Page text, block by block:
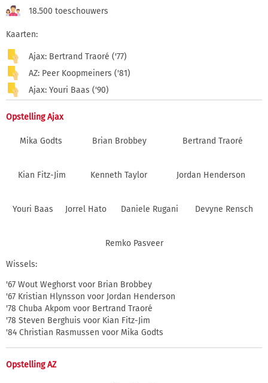
18.500 toeschouwers
Kaarten:
Ajax: Bertrand Traoré ('77)
AZ: Peer Koopmeiners ('81)
Ajax: Youri Baas ('90)
Opstelling Ajax
Mika Godts Brian Brobbey Bertrand Traoré
Kian Fitz-Jim Kenneth Taylor Jordan Henderson
Youri Baas Jorrel Hato Daniele Rugani Devyne Rensch
Remko Pasveer
Wissels:
'67 Wout Weghorst voor Brian Brobbey
'67 Kristian Hlynsson voor Jordan Henderson
'78 Chuba Akpom voor Bertrand Traoré
'78 Steven Berghuis voor Kian Fitz-Jim
'84 Christian Rasmussen voor Mika Godts
Opstelling AZ